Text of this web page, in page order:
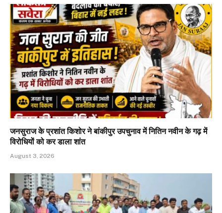
जनसुराज के प्रशांत किशोर ने बांकीपुर उपचुनाव में नितिन नवीन के गढ़ में
विरोधियों को कर डाला शांत
August 3, 2026